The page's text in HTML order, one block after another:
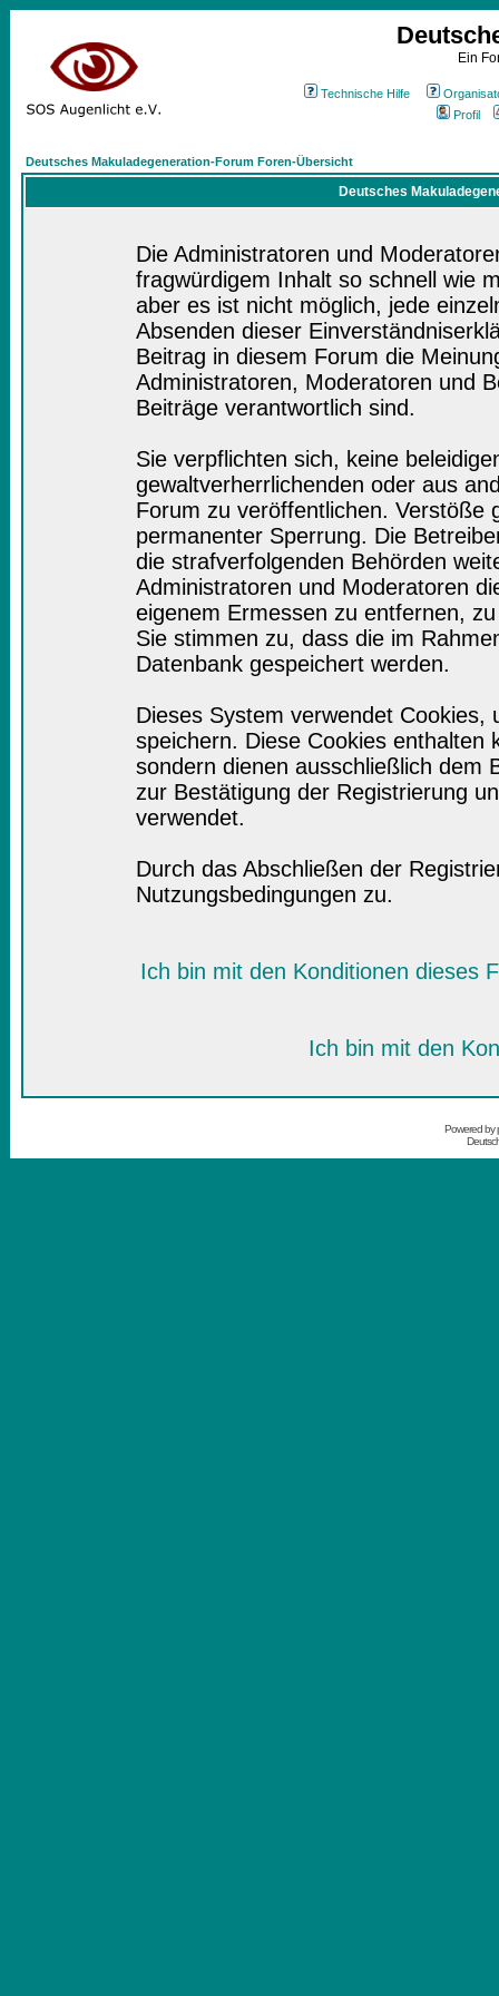
Ein
Technische Hilfe
Profil
Deutsches Makuladegeneration-Forum Foren-Übersicht
Deutsches
Die Administratoren und
fragwürdigem Inhalt so schnell wie
aber es ist nicht möglich, jede
Absenden dieser
Beitrag in diesem Forum die
Administratoren, Moderatoren und
Beiträge verantwortlich sind.
Sie verpflichten sich, keine
gewaltverherrlichenden oder aus
Forum zu veröffentlichen. Verstöße
permanenter Sperrung. Die
die strafverfolgenden Behörden
Administratoren und Moderatoren
eigenem Ermessen zu entfernen,
Sie stimmen zu, dass die im
Datenbank gespeichert werden.
Dieses System verwendet
speichern. Diese Cookies enthalten
sondern dienen ausschließlich dem
zur Bestätigung der Registrierung
verwendet.
Durch das Abschließen der
Nutzungsbedingungen zu.
Ich bin mit den Konditionen dieses
Ich bin mit den
Powered by